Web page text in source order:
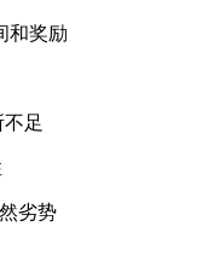
和奖励
足
劣势